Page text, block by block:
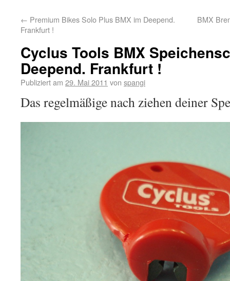
← Premium Bikes Solo Plus BMX im Deepend.
Frankfurt !
BMX
Cyclus Tools BMX
Deepend. Frankfurt !
Publiziert am 29. Mai 2011 von spangi
Das regelmäßige nach ziehen deiner